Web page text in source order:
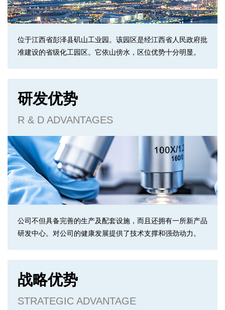
位于江西省彭泽县矶山工业园。该园区是经江西省人民政府批
准建设的省级化工园区。它依山傍水，区位优势十分明显。
研发优势
R & D ADVANTAGES
公司不但具备完善的生产及配套设施，而且还拥有一所新产品
研发中心。对公司的健康发展提供了技术支撑和强劲动力。
战略优势
STRATEGIC ADVANTAGE